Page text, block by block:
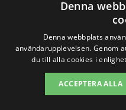
städer
Att hitta rätt firma
Denna
Denna webbplats
användarupplevelsen. Genom
du till alla cookies i
ACCEPTERA ALLA